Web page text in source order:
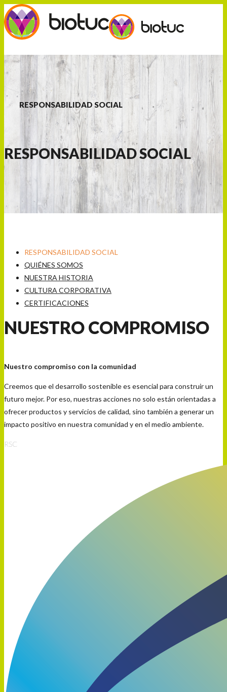
RESPONSABILIDAD SOCIAL
RESPONSABILIDAD SOCIAL
RESPONSABILIDAD SOCIAL
QUIÉNES SOMOS
NUESTRA HISTORIA
CULTURA CORPORATIVA
CERTIFICACIONES
NUESTRO COMPROMISO
Nuestro compromiso con la comunidad
Creemos que el desarrollo sostenible es esencial para construir un
futuro mejor. Por eso, nuestras acciones no solo están orientadas a
ofrecer productos y servicios de calidad, sino también a generar un
impacto positivo en nuestra comunidad y en el medio ambiente.
RSC